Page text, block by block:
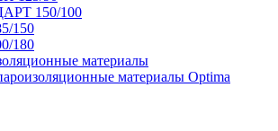
150/100
150
180
материалы
материалы Optima